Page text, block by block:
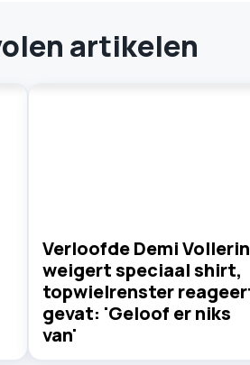
artikelen
Verloofde Demi
weigert speciaal shirt,
topwielrenster
gevat: 'Geloof er niks
van'